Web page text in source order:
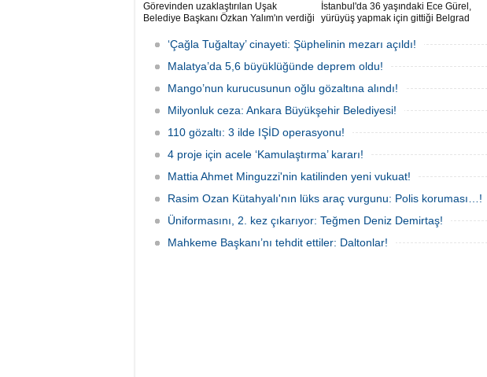
Görevinden uzaklaştırılan Uşak
Belediye Başkanı Özkan Yalım'ın verdiği
girdi.
İstanbul'da 36 yaşındaki Ece Gürel,
yürüyüş yapmak için gittiği Belgrad
karıştı. 4 gün sonra sağ bulunan ancak
kaldırıldığı hastanede hayatını
kaybeden Ece'nin ölümüyle ilgili
çeken detaylar yer aldı.
‘Çağla Tuğaltay’ cinayeti: Şüphelinin mezarı açıldı!
Malatya’da 5,6 büyüklüğünde deprem oldu!
Mango’nun kurucusunun oğlu gözaltına alındı!
Milyonluk ceza: Ankara Büyükşehir Belediyesi!
110 gözaltı: 3 ilde IŞİD operasyonu!
4 proje için acele ‘Kamulaştırma’ kararı!
Mattia Ahmet Minguzzi'nin katilinden yeni vukuat!
Rasim Ozan Kütahyalı'nın lüks araç vurgunu: Polis koruması…!
Üniformasını, 2. kez çıkarıyor: Teğmen Deniz Demirtaş!
Mahkeme Başkanı’nı tehdit ettiler: Daltonlar!